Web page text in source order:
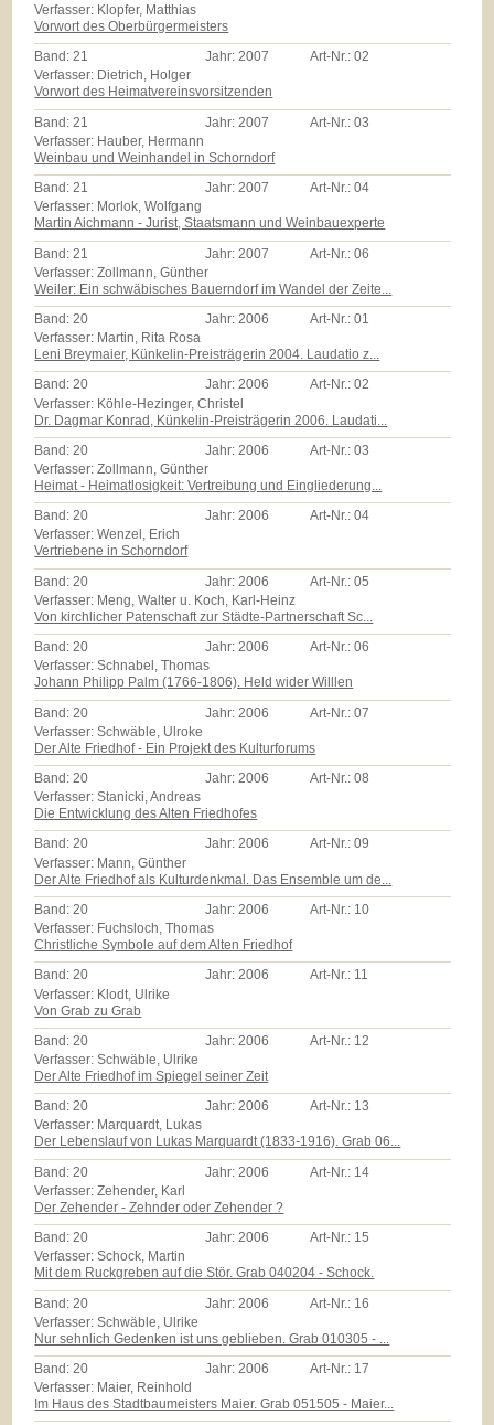
Verfasser: Klopfer, Matthias
Vorwort des Oberbürgermeisters
Band:21 Jahr:2007 Art-Nr.:02
Verfasser: Dietrich, Holger
Vorwort des Heimatvereinsvorsitzenden
Band: 21 Jahr: 2007 Art-Nr.:03
Verfasser: Hauber, Hermann
Weinbau und Weinhandel in Schorndorf
Band:21 Jahr:2007 Art-Nr.:04
Verfasser: Morlok, Wolfgang
Martin Aichmann - Jurist, Staatsmann und Weinbauexperte
Band: 21 Jahr: 2007 Art-Nr.:06
Verfasser: Zollmann, Günther
Weiler: Ein schwäbisches Bauerndorf im Wandel der Zeite...
Band:20 Jahr:2006 Art-Nr.:01
Verfasser: Martin, Rita Rosa
Leni Breymaier, Künkelin-Preisträgerin 2004. Laudatio z...
Band:20 Jahr:2006 Art-Nr.:02
Verfasser: Köhle-Hezinger, Christel
Dr. Dagmar Konrad, Künkelin-Preisträgerin 2006. Laudati...
Band:20 Jahr:2006 Art-Nr.:03
Verfasser: Zollmann, Günther
Heimat - Heimatlosigkeit: Vertreibung und Eingliederung...
Band:20 Jahr:2006 Art-Nr.:04
Verfasser: Wenzel, Erich
Vertriebene in Schorndorf
Band: 20 Jahr: 2006 Art-Nr.:05
Verfasser: Meng, Walter u. Koch, Karl-Heinz
Von kirchlicher Patenschaft zur Städte-Partnerschaft Sc...
Band:20 Jahr:2006 Art-Nr.:06
Verfasser: Schnabel, Thomas
Johann Philipp Palm (1766-1806). Held wider Willlen
Band: 20 Jahr: 2006 Art-Nr.:07
Verfasser: Schwäble, Ulroke
Der Alte Friedhof - Ein Projekt des Kulturforums
Band:20 Jahr:2006 Art-Nr.:08
Verfasser: Stanicki, Andreas
Die Entwicklung des Alten Friedhofes
Band:20 Jahr:2006 Art-Nr.:09
Verfasser: Mann, Günther
Der Alte Friedhof als Kulturdenkmal. Das Ensemble um de...
Band:20 Jahr:2006 Art-Nr.: 10
Verfasser: Fuchsloch, Thomas
Christliche Symbole auf dem Alten Friedhof
Band:20 Jahr:2006 Art-Nr.: 11
Verfasser: Klodt, Ulrike
Von Grab zu Grab
Band: 20 Jahr: 2006 Art-Nr.: 12
Verfasser: Schwäble, Ulrike
Der Alte Friedhof im Spiegel seiner Zeit
Band:20 Jahr:2006 Art-Nr.: 13
Verfasser: Marquardt, Lukas
Der Lebenslauf von Lukas Marquardt (1833-1916). Grab 06...
Band: 20 Jahr: 2006 Art-Nr.: 14
Verfasser: Zehender, Karl
Der Zehender - Zehnder oder Zehender ?
Band:20 Jahr:2006 Art-Nr.: 15
Verfasser: Schock, Martin
Mit dem Ruckgreben auf die Stör. Grab 040204 - Schock.
Band: 20 Jahr: 2006 Art-Nr.: 16
Verfasser: Schwäble, Ulrike
Nur sehnlich Gedenken ist uns geblieben. Grab 010305 - ...
Band:20 Jahr:2006 Art-Nr.: 17
Verfasser: Maier, Reinhold
Im Haus des Stadtbaumeisters Maier. Grab 051505 - Maier...